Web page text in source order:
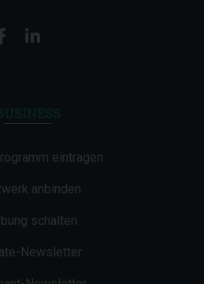
eintragen
anbinden
schalten
Newsletter